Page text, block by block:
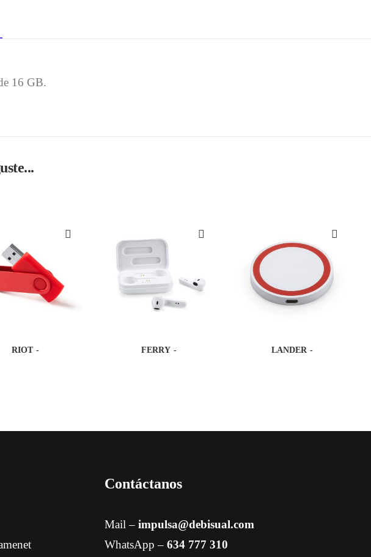
16 GB.
RIOT FERRY LANDER
Contáctanos
Mail – impulsa@debisual.com
WhatsApp – 634 777 310